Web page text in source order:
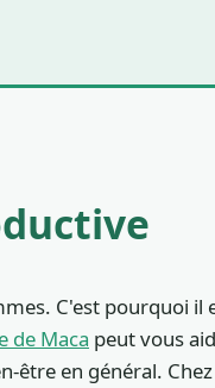
C'est pourquoi il
de Maca peut vous
être en général.